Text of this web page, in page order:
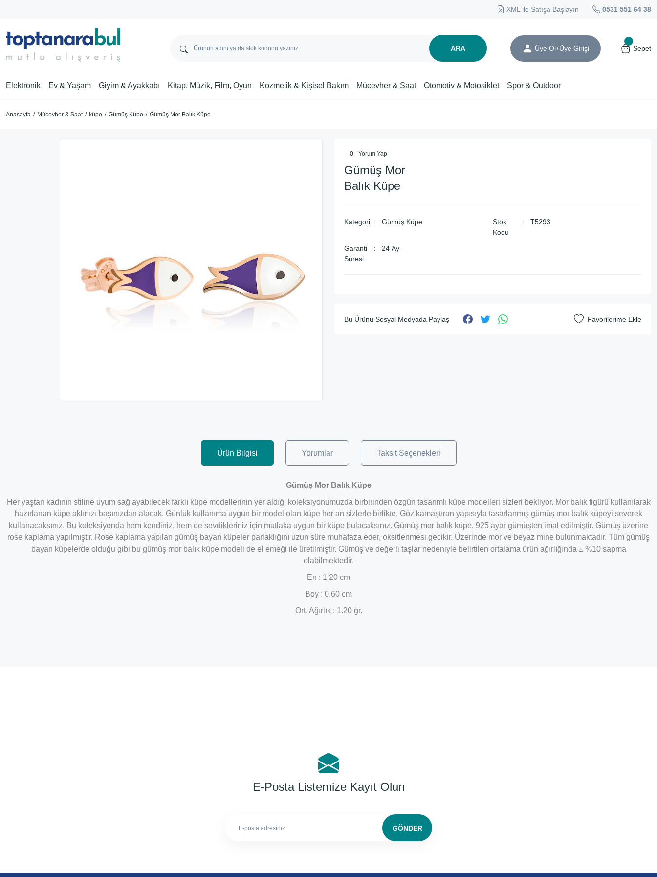
XML ile Satışa Başlayın 0531 551 64 38
ARA Üye Ol/ Üye Girişi Sepet
Elektronik Ev & Yaşam Giyim & Ayakkabı Kitap, Müzik, Film, Oyun Kozmetik & Kişisel Bakım Mücevher & Saat Otomotiv & Motosiklet Spor & Outdoor
Anasayfa Mücevher & Saat küpe Gümüş Küpe Gümüş Mor Balık Küpe
0 - Yorum Yap
Gümüş Mor
Balık Küpe
Kategori Gümüş Küpe
Stok
Kodu
T5293
Garanti
Süresi
24 Ay
Bu Ürünü Sosyal Medyada Paylaş
Ürün Bilgisi Yorumlar Taksit Seçenekleri
Gümüş Mor Balık Küpe
Her yaştan kadının stiline uyum sağlayabilecek farklı küpe modellerinin yer aldığı koleksiyonumuzda birbirinden özgün tasarımlı küpe modelleri sizleri bekliyor. Mor balık figürü kullanılarak
hazırlanan küpe aklınızı başınızdan alacak. Günlük kullanıma uygun bir model olan küpe her an sizlerle birlikte. Göz kamaştıran yapısıyla tasarlanmış gümüş mor balık küpeyi severek
kullanacaksınız. Bu koleksiyonda hem kendiniz, hem de sevdikleriniz için mutlaka uygun bir küpe bulacaksınız. Gümüş mor balık küpe, 925 ayar gümüşten imal edilmiştir. Gümüş üzerine
rose kaplama yapılmıştır. Rose kaplama yapılan gümüş bayan küpeler parlaklığını uzun süre muhafaza eder, oksitlenmesi gecikir. Üzerinde mor ve beyaz mine bulunmaktadır. Tüm gümüş
bayan küpelerde olduğu gibi bu gümüş mor balık küpe modeli de el emeği ile üretilmiştir. Gümüş ve değerli taşlar nedeniyle belirtilen ortalama ürün ağırlığında ± %10 sapma
olabilmektedir.
En : 1.20 cm
Boy : 0.60 cm
Ort. Ağırlık : 1.20 gr.
E-Posta Listemize Kayıt Olun
GÖNDER